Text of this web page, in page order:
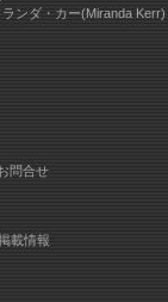
ランダ・カー(Miranda Kerr)
問合せ
載情報